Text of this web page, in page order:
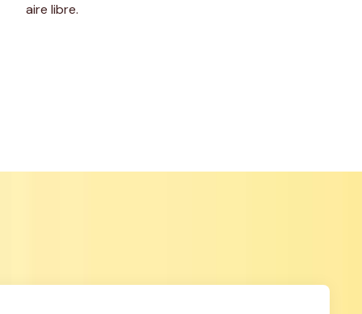
aire libre.